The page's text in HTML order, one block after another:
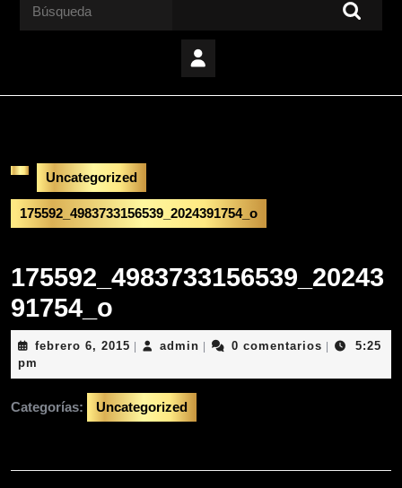
Uncategorized
175592_4983733156539_2024391754_o
175592_4983733156539_20243
91754_o
febrero 6, 2015 febrero
2015
| admin admin
| 0 comentarios |
5:25
pm
Categorías: Uncategorized